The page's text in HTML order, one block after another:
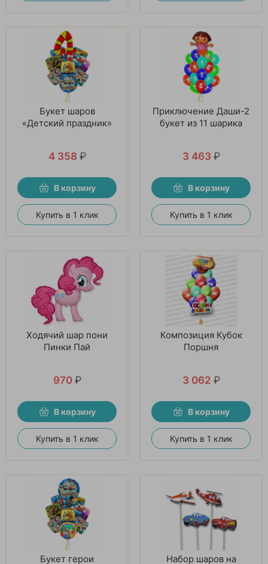
Букет шаров
«Детский праздник»
4 358 ₽
В корзину
Купить в 1 клик
Приключение Даши-2
букет из 11 шарика
3 463 ₽
В корзину
Купить в 1 клик
Ходячий шар пони
Пинки Пай
970 ₽
В корзину
Купить в 1 клик
Композиция Кубок
Поршня
3 062 ₽
В корзину
Купить в 1 клик
Букет герои
Набор шаров на